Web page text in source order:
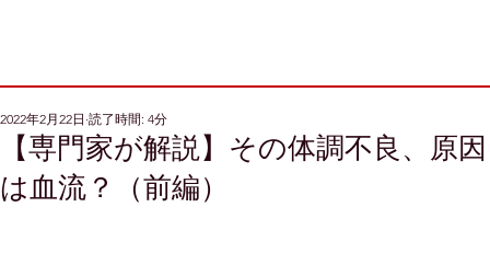
【専門家が解説】その体調不良、原因
は血流？（前編）
2022年2月22日 読了時間: 4分